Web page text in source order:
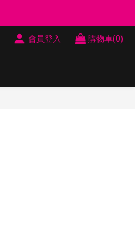
會員登入 購物車(0)